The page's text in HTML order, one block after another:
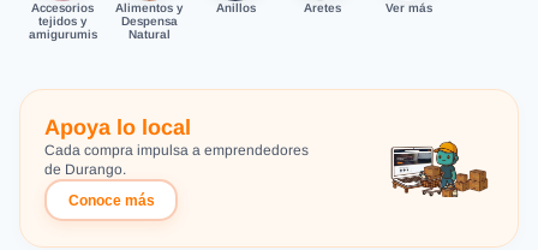
Accesorios
tejidos y
amigurumis
Alimentos y
Despensa
Natural
Anillos Aretes Ver más
Apoya lo local
Cada compra impulsa a emprendedores
de Durango.
Conoce más